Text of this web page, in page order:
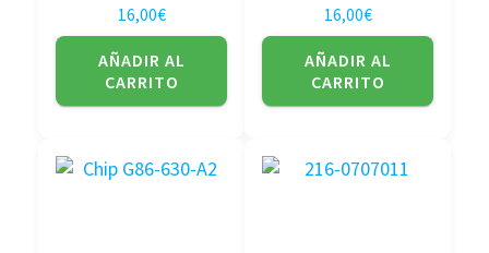
16,00€
AÑADIR AL
CARRITO
16,00€
AÑADIR AL
CARRITO